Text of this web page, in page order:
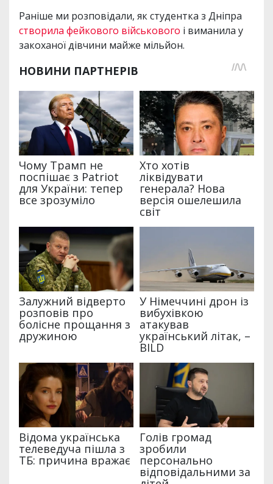
Раніше ми розповідали, як студентка з Дніпра
створила фейкового військового і виманила у
закоханої дівчини майже мільйон.